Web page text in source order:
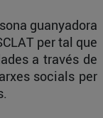
guanyadora
per tal que
a través de
socials per